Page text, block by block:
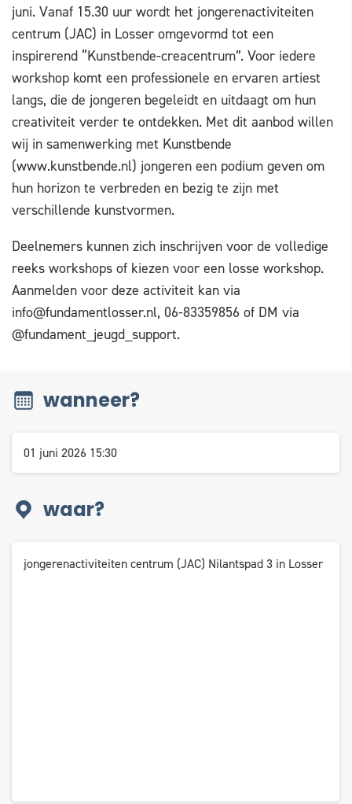
juni. Vanaf 15.30 uur wordt het jongerenactiviteiten
centrum (JAC) in Losser omgevormd tot een
inspirerend “Kunstbende-creacentrum”. Voor iedere
workshop komt een professionele en ervaren artiest
langs, die de jongeren begeleidt en uitdaagt om hun
creativiteit verder te ontdekken. Met dit aanbod willen
wij in samenwerking met Kunstbende
(www.kunstbende.nl) jongeren een podium geven om
hun horizon te verbreden en bezig te zijn met
verschillende kunstvormen.
Deelnemers kunnen zich inschrijven voor de volledige
reeks workshops of kiezen voor een losse workshop.
Aanmelden voor deze activiteit kan via
info@fundamentlosser.nl, 06-83359856 of DM via
@fundament_jeugd_support.
wanneer?
01 juni 2026 15:30
waar?
jongerenactiviteiten centrum (JAC) Nilantspad 3 in Losser